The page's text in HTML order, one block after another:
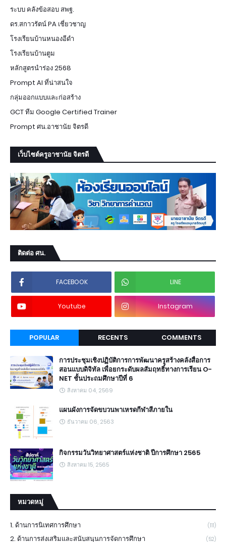
ระบบ คลังข้อสอบ สพฐ.
ดร.สกาวรัตน์ PA เชี่ยวชาญ
โรงเรียนบ้านหนองอีดำ
โรงเรียนบ้านตูม
หลักสูตรนำร่อง 2568
Prompt AI ที่น่าสนใจ
กลุ่มออกแบบและก่อสร้าง
GCT ทีม Google Certified Trainer
Prompt ศน.อาชานัย จิตรดี
เว็บไซต์ครูอาชานัย จิตรดี
ติดต่อ ศน.
FACEBOOK LINE
Youtube Instagram
POPULAR RECENTS COMMENTS
การประชุมเชิงปฏิบัติการการพัฒนาครูสร้างคลังสื่อการ
สอนแบบดิจิทัล เพื่อยกระดับผลสัมฤทธิ์ทางการเรียน O-
NET ชั้นประถมศึกษาปีที่ 6
สิงหาคม 04, 2569
แผนผังการจัดขบวนพาเหรดกีฬาสีภายใน
ธันวาคม 06, 2563
กิจกรรมวันวิทยาศาสตร์แห่งชาติ ปีการศึกษา 2565
สิงหาคม 15, 2565
หมวดหมู่
1. ด้านการนิเทศการศึกษา (111)
2. ด้านการส่งเสริมและสนับสนุนการจัดการศึกษา (52)